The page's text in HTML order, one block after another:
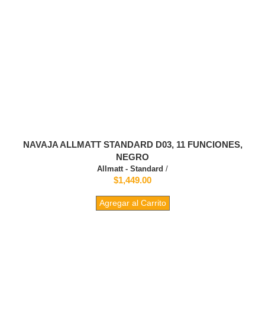
NAVAJA ALLMATT STANDARD D03, 11 FUNCIONES,
NEGRO
Allmatt - Standard /
$1,449.00
Agregar al Carrito